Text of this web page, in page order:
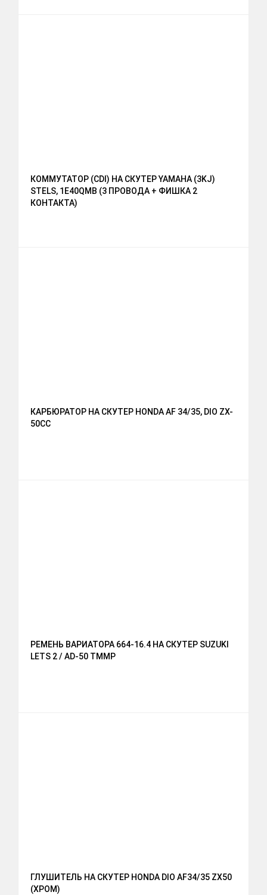
КОММУТАТОР (CDI) НА СКУТЕР YAMAHA (3KJ)
STELS, 1E40QMB (3 ПРОВОДА + ФИШКА 2
КОНТАКТА)
КАРБЮРАТОР НА СКУТЕР HONDA AF 34/35, DIO ZX-
50CC
РЕМЕНЬ ВАРИАТОРА 664-16.4 НА СКУТЕР SUZUKI
LETS 2 / AD-50 TMMP
ГЛУШИТЕЛЬ НА СКУТЕР HONDA DIO AF34/35 ZX50
(ХРОМ)